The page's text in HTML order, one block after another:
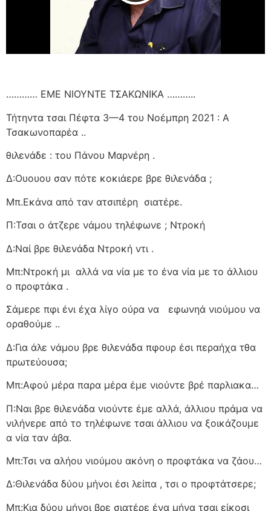
………… ΕΜΕ ΝΙΟΥΝΤΕ ΤΣΑΚΩΝΙΚΑ ………..
Τήτηντα τσαι Πέφτα 3—4 του Νοέμπρη 2021 : Α
Τσακωνοπαρέα ..
θιλενάδε : του Πάνου Μαρνέρη .
Δ:Ουουου σαν πότε κοκιάερε βρε θιλενάδα ;
Μπ.Εκάνα από ταν ατσιπέρη σιατέρε.
Π:Τσαι ο άτζερε νάμου τηλέφωνε ; Ντροκή
Δ:Ναί βρε θιλενάδα Ντροκή ντι .
Μπ:Ντροκή μι αλλά να νία με το ένα νία με το άλλιου
ο προφτάκα .
Σάμερε πφι ένι έχα λίγο ούρα να
εφωνηά νιούμου να
οραθούμε ..
Δ:Για άλε νάμου βρε θιλενάδα πφουρ έσι περαήχα τθα
πρωτεύουσα;
Μπ:Αφού μέρα παρα μέρα έμε νιούντε βρέ παρλιακα…
Π:Ναι βρε θιλενάδα νιούντε έμε αλλά, άλλιου πράμα να
νιλήνερε από το τηλέφωνε τσαι άλλιου να ξοικάζουμε
α νία ταν άβα.
Μπ:Τσι να αλήου νιούμου ακόνη ο προφτάκα να ζάου…
Δ:Θιλενάδα δύου μήνοι έσι λείπα , τσι ο προφτάτσερε;
Μπ:Κια δύου μήνοι βρε σιατέρε ένα μήνα τσαι είκοσι